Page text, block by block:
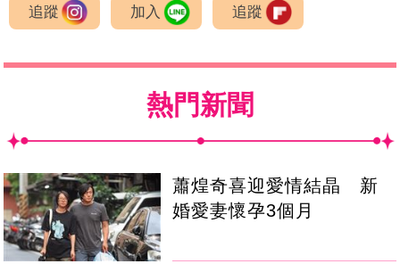
追蹤 加入 追蹤
熱門新聞
蕭煌奇喜迎愛情結晶 新
婚愛妻懷孕3個月